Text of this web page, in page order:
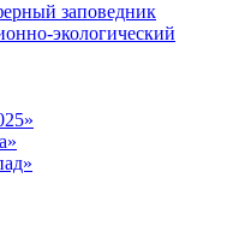
заповедник
экологический